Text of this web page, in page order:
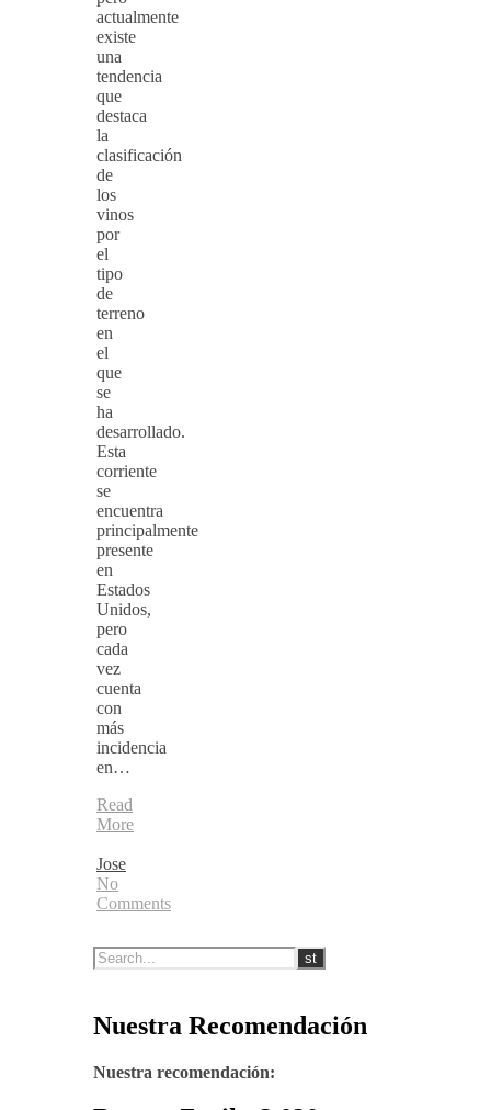
actualmente
existe
una
tendencia
que
destaca
la
clasificación
de
los
vinos
por
el
tipo
de
terreno
en
el
que
se
ha
desarrollado.
Esta
corriente
se
encuentra
principalmente
presente
en
Estados
Unidos,
pero
cada
vez
cuenta
con
más
incidencia
en…
Read
More
Jose
No
Comments
Nuestra Recomendación
Nuestra recomendación: